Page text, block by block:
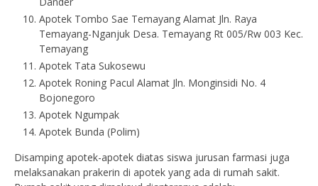
Apotek Tombo Sae Temayang Alamat Jln. Raya
Temayang-Nganjuk Desa. Temayang Rt 005/Rw 003 Kec.
Temayang
Apotek Tata Sukosewu
Apotek Roning Pacul Alamat Jln. Monginsidi No. 4
Bojonegoro
Apotek Ngumpak
Apotek Bunda (Polim)
Disamping apotek-apotek diatas siswa jurusan farmasi juga
melaksanakan prakerin di apotek yang ada di rumah sakit.